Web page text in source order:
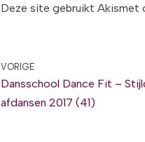
Deze site gebruikt Akismet
VORIGE
Dansschool Dance Fit –
afdansen 2017 (41)